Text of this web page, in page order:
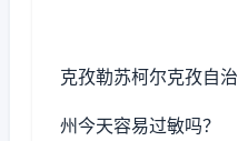
克孜勒苏柯尔克孜自治
州今天容易过敏吗？